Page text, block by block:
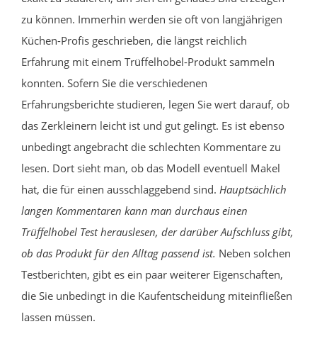
zu können. Immerhin werden sie oft von langjährigen
Küchen-Profis geschrieben, die längst reichlich
Erfahrung mit einem Trüffelhobel-Produkt sammeln
konnten. Sofern Sie die verschiedenen
Erfahrungsberichte studieren, legen Sie wert darauf, ob
das Zerkleinern leicht ist und gut gelingt. Es ist ebenso
unbedingt angebracht die schlechten Kommentare zu
lesen. Dort sieht man, ob das Modell eventuell Makel
hat, die für einen ausschlaggebend sind. Hauptsächlich
langen Kommentaren kann man durchaus einen
Trüffelhobel Test herauslesen, der darüber Aufschluss gibt,
ob das Produkt für den Alltag passend ist. Neben solchen
Testberichten, gibt es ein paar weiterer Eigenschaften,
die Sie unbedingt in die Kaufentscheidung miteinfließen
lassen müssen.